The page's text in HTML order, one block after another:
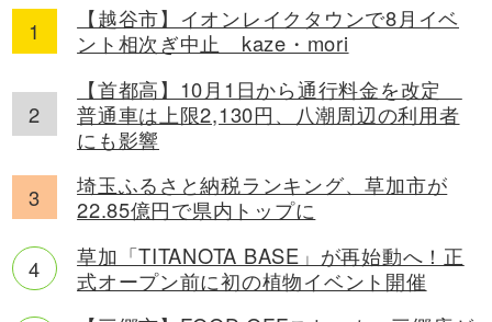
【越谷市】イオンレイクタウンで8月イベ
ント相次ぎ中止 kaze・mori
【首都高】10月1日から通行料金を改定
普通車は上限2,130円、八潮周辺の利用者
にも影響
埼玉ふるさと納税ランキング、草加市が
22.85億円で県内トップに
草加「TITANOTA BASE」が再始動へ！正
式オープン前に初の植物イベント開催